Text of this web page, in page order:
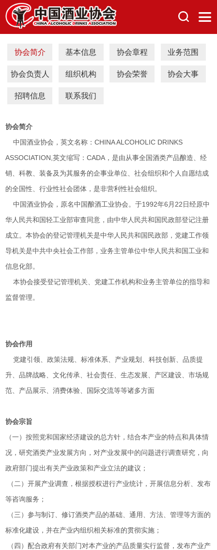
协会简介 基本信息 协会章程 业务范围
协会负责人 组织机构 协会荣誉 协会大事
招聘信息 联系我们
协会简介
中国酒业协会，英文名称：CHINA ALCOHOLIC DRINKS
ASSOCIATION,英文缩写：CADA，是由从事全国酒类产品酿造、经
销、科教、装备及为其服务的企事业单位、社会组织和个人自愿结成
的全国性、行业性社会团体，是非营利性社会组织。
中国酒业协会，原名中国酿酒工业协会。于1992年6月22日经原中
华人民共和国轻工业部审查同意，由中华人民共和国民政部登记注册
成立。本协会的登记管理机关是中华人民共和国民政部，党建工作领
导机关是中共中央社会工作部，业务主管单位中华人民共和国工业和
信息化部。
本协会接受登记管理机关、党建工作机构和业务主管单位的指导和
监督管理。
协会作用
党建引领、政策法规、标准体系、产业规划、科技创新、品质提
升、品牌战略、文化传承、社会责任、生态发展、产区建设、市场规
范、产品展示、消费体验、国际交流等等诸多方面
协会宗旨
（一）按照党和国家经济建设的总方针，结合本产业的特点和具体情
况，研究酒类产业发展方向，对产业发展中的问题进行调查研究，向
政府部门提出有关产业政策和产业立法的建议；
（二）开展产业调查，根据授权进行产业统计，开展信息分析、发布
等咨询服务；
（三）参与制订、修订酒类产品的基础、通用、方法、管理等方面的
标准化建设，并在产业内组织相关标准的贯彻实施；
（四）配合政府有关部门对本产业的产品质量实行监督，发布产业产